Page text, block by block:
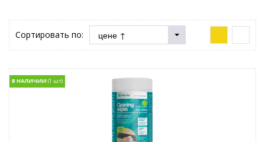
Сортировать по:
В НАЛИЧИИ